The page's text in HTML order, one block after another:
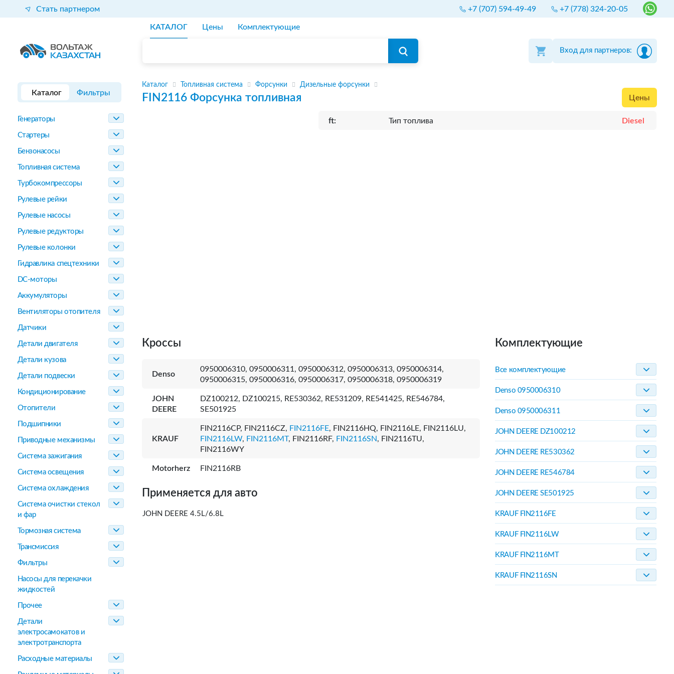
Стать партнером +7 (707) 594-49-49 +7 (778) 324-20-05
КАТАЛОГ Цены Комплектующие
Вход для партнеров:
Каталог Фильтры
Генераторы
Стартеры
Бензонасосы
Топливная система
Турбокомпрессоры
Рулевые рейки
Рулевые насосы
Рулевые редукторы
Рулевые колонки
Гидравлика спецтехники
DC-моторы
Аккумуляторы
Вентиляторы отопителя
Датчики
Детали двигателя
Детали кузова
Детали подвески
Кондиционирование
Отопители
Подшипники
Приводные механизмы
Система зажигания
Система освещения
Система охлаждения
Система очистки стекол
и фар
Тормозная система
Трансмиссия
Фильтры
Насосы для перекачки
жидкостей
Прочее
Детали
электросамокатов и
электротранспорта
Расходные материалы
Каталог Топливная система Форсунки Дизельные форсунки
FIN2116 Форсунка топливная Цены
ft: Тип топлива Diesel
Кроссы
Denso
0950006310, 0950006311, 0950006312, 0950006313, 0950006314,
0950006315, 0950006316, 0950006317, 0950006318, 0950006319
JOHN
DEERE
DZ100212, DZ100215, RE530362, RE531209, RE541425, RE546784,
SE501925
KRAUF
FIN2116CP, FIN2116CZ, FIN2116FE, FIN2116HQ, FIN2116LE, FIN2116LU,
FIN2116LW, FIN2116MT, FIN2116RF, FIN2116SN, FIN2116TU,
FIN2116WY
Motorherz FIN2116RB
Применяется для авто
JOHN DEERE 4.5L/6.8L
Комплектующие
Все комплектующие
Denso 0950006310
Denso 0950006311
JOHN DEERE DZ100212
JOHN DEERE RE530362
JOHN DEERE RE546784
JOHN DEERE SE501925
KRAUF FIN2116FE
KRAUF FIN2116LW
KRAUF FIN2116MT
KRAUF FIN2116SN